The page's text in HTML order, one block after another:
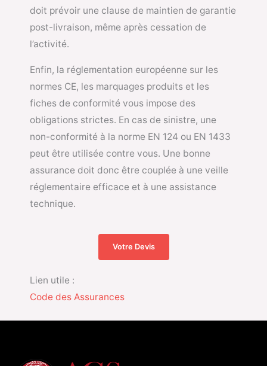
doit prévoir une clause de maintien de garantie
post-livraison, même après cessation de
l’activité.
Enfin, la réglementation européenne sur les
normes CE, les marquages produits et les
fiches de conformité vous impose des
obligations strictes. En cas de sinistre, une
non-conformité à la norme EN 124 ou EN 1433
peut être utilisée contre vous. Une bonne
assurance doit donc être couplée à une veille
réglementaire efficace et à une assistance
technique.
Votre Devis
Lien utile :
Code des Assurances